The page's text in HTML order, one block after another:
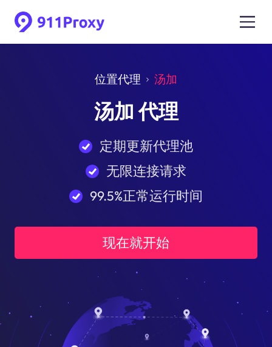
位置代理 汤加
汤加 代理
定期更新代理池
无限连接请求
99.5%正常运行时间
现在就开始